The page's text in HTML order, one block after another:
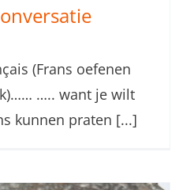
(Frans oefenen
….. want je wilt
kunnen praten [...]